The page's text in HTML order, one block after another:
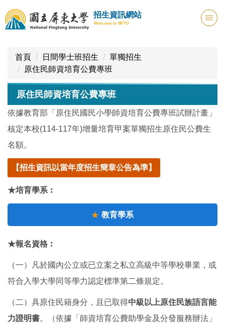
跳
到
主
招生資訊網站
Welcome to NPTU
首頁 日間學士班招生
單獨招生
原住民師資培育公費專班
原住民師資培育公費專班
依據教育部「原住民國民小學師資培育公費專班試辦計畫」
核定本校(114-117年)增量培育甲案單獨招生原住民公費生
名額。
【招生資訊以當年度招生簡章公告為準】
★培育學系︰
★ 教育學系
★報名資格︰
（一）凡於國內公立或已立案之私立高級中等學校畢業，或
符合入學大學同等學力認定標準第二條規定。
（二）具原住民籍身分，且已取得中級以上原住民族語言能
力證明書。（依據「師資培育公費助學金及分發服務辦法」